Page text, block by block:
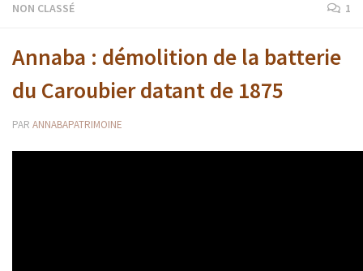
NON CLASSÉ 1
Annaba : démolition de la batterie
du Caroubier datant de 1875
PAR ANNABAPATRIMOINE